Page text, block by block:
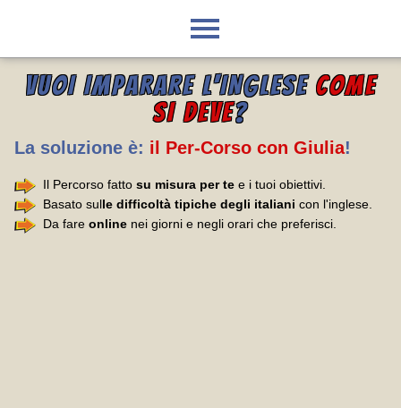
VUOI IMPARARE L'INGLESE COME
SI DEVE?
La soluzione è: il Per-Corso con Giulia!
Il Percorso fatto su misura per te e i tuoi obiettivi.
Basato sulle difficoltà tipiche degli italiani con l'inglese.
Da fare online nei giorni e negli orari che preferisci.